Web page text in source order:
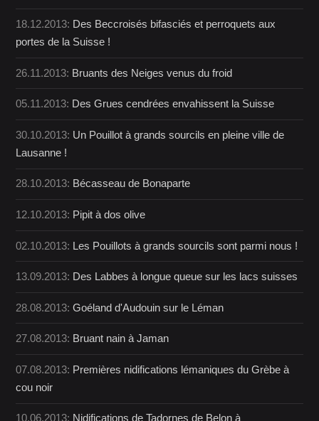
18.12.2013: Des Beccroisés bifasciés et perroquets aux
portes de la Suisse !
26.11.2013: Bruants des Neiges venus du froid
05.11.2013: Des Grues cendrées envahissent la Suisse
30.10.2013: Un Pouillot à grands sourcils en pleine ville de
Lausanne !
28.10.2013: Bécasseau de Bonaparte
12.10.2013: Pipit à dos olive
02.10.2013: Les Pouillots à grands sourcils sont parmi nous !
13.09.2013: Des Labbes à longue queue sur les lacs suisses
28.08.2013:Goéland d'Audouin sur le Léman
27.08.2013: Bruant nain à Jaman
07.08.2013: Premières nidifications lémaniques du Grèbe à
cou noir
10.06.2013: Nidifications de Tadornes de Belon à